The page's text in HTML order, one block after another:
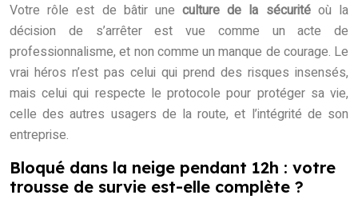
Votre rôle est de bâtir uneculture de la sécuritéoù la
décision de s’arrêter est vue comme un acte de
professionnalisme, et non comme un manque de courage. Le
vrai héros n’est pas celui qui prend des risques insensés,
mais celui qui respecte le protocole pour protéger sa vie,
celle des autres usagers de la route, et l’intégrité de son
entreprise.
Bloqué dans la neige pendant 12h : votre
trousse de survie est-elle complète ?